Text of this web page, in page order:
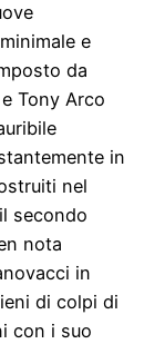
e
da
Tony Arco
in
nel
secondo
nota
in
di colpi di
con i suo